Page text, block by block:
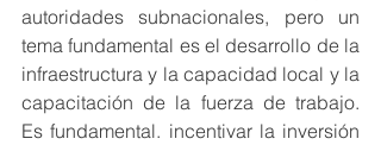
autoridades subnacionales, pero un
tema fundamental es el desarrollo de la
infraestructura y la capacidad local y la
capacitación de la fuerza de trabajo.
Es fundamental. incentivar la inversión